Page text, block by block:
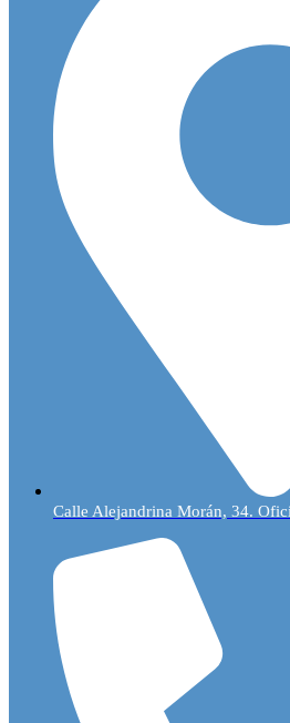
Calle Alejandrina Morán, 34.